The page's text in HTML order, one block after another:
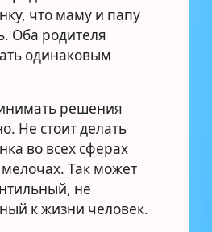
что маму и папу
Оба родителя
одинаковым
решения
Не стоит делать
во всех сферах
Так может
не
к жизни человек.